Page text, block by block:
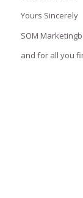
Yours Sincerely
SOM
and for all you